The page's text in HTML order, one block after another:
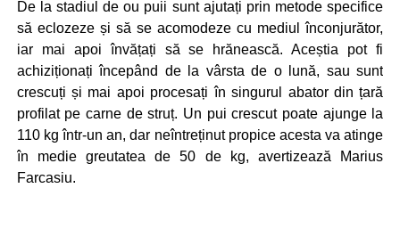
De la stadiul de ou puii sunt ajutați prin metode specifice
să eclozeze și să se acomodeze cu mediul înconjurător,
iar mai apoi învățați să se hrănească. Aceștia pot fi
achiziționați începând de la vârsta de o lună, sau sunt
crescuți și mai apoi procesați în singurul abator din țară
profilat pe carne de struț. Un pui crescut poate ajunge la
110 kg într-un an, dar neîntreținut propice acesta va atinge
în medie greutatea de 50 de kg, avertizează Marius
Farcasiu.